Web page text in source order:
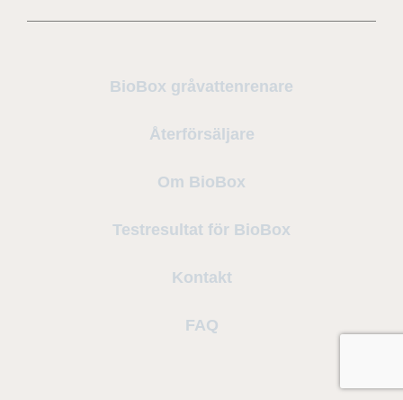
BioBox gråvattenrenare
Återförsäljare
Om BioBox
Testresultat för BioBox
Kontakt
FAQ